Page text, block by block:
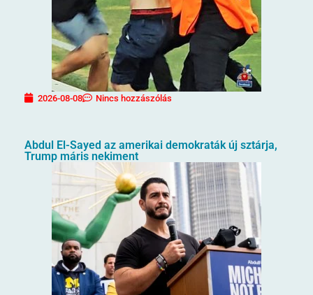
2026-08-08 Nincs hozzászólás
Abdul El-Sayed az amerikai demokraták új sztárja,
Trump máris nekiment